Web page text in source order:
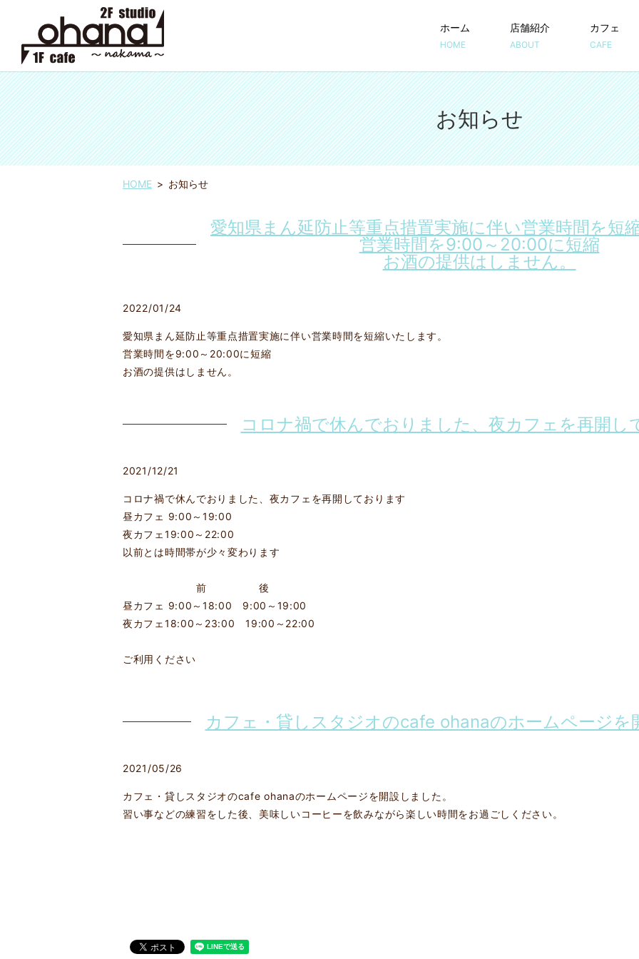
ホーム
HOME
店舗紹介
ABOUT
カフェ
CAFE
お知らせ
HOME お知らせ
愛知県まん延防止等重点措置実施に伴い営業時間を短
営業時間を9:00～20:00に短縮
お酒の提供はしません。
2022/01/24
愛知県まん延防止等重点措置実施に伴い営業時間を短縮いたします。
営業時間を9:00～20:00に短縮
お酒の提供はしません。
コロナ禍で休んでおりました、夜カフェを再開し
2021/12/21
コロナ禍で休んでおりました、夜カフェを再開しております
昼カフェ 9:00～19:00
夜カフェ19:00～22:00
以前とは時間帯が少々変わります
前 後
昼カフェ 9:00～18:00 9:00～19:00
夜カフェ18:00～23:00 19:00～22:00
ご利用ください
カフェ・貸しスタジオのcafe ohanaのホームページを
2021/05/26
カフェ・貸しスタジオのcafe ohanaのホームページを開設しました。
習い事などの練習をした後、美味しいコーヒーを飲みながら楽しい時間をお過ごしください。